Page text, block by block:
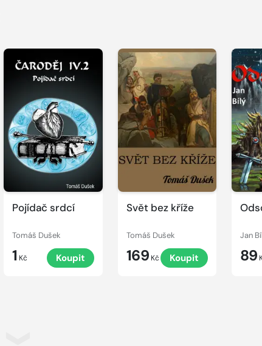
Pojídač srdcí
Tomáš Dušek
1 Kč Koupit
Svět bez kříže
Tomáš Dušek
169 Kč Koupit
Jan
89